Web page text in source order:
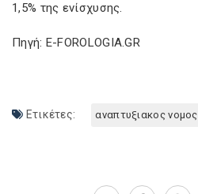
1,5% της ενίσχυσης.
Πηγή: E-FOROLOGIA.GR
Ετικέτες: αναπτυξιακος νομος